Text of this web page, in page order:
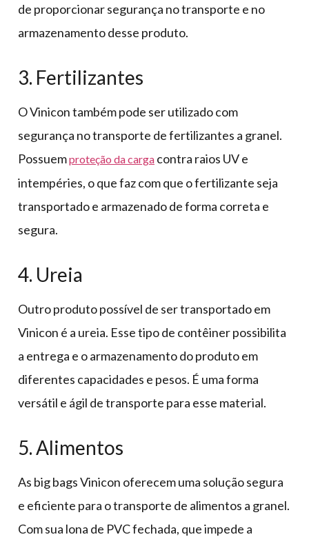
de proporcionar segurança no transporte e no
armazenamento desse produto.
3. Fertilizantes
O Vinicon também pode ser utilizado com
segurança no transporte de fertilizantes a granel.
Possuemproteção da carga contra raios UV e
intempéries, o que faz com que o fertilizante seja
transportado e armazenado de forma correta e
segura.
4. Ureia
Outro produto possível de ser transportado em
Vinicon é a ureia. Esse tipo de contêiner possibilita
a entrega e o armazenamento do produto em
diferentes capacidades e pesos. É uma forma
versátil e ágil de transporte para esse material.
5. Alimentos
As big bags Vinicon oferecem uma solução segura
e eficiente para o transporte de alimentos a granel.
Com sua lona de PVC fechada, que impede a